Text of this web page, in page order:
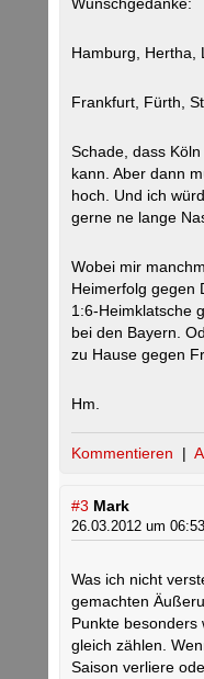
Hamburg, Hertha,
Frankfurt, Fürth,
Schade, dass
kann. Aber dann
hoch. Und ich
gerne ne lange
Wobei mir
Heimerfolg gegen
1:6-Heimklatsche
bei den Bayern.
zu Hause gegen
Hm.
Kommentieren |
#3 Mark
26.03.2012 um
Was ich nicht
gemachten
Punkte besonders
gleich zählen.
Saison verliere